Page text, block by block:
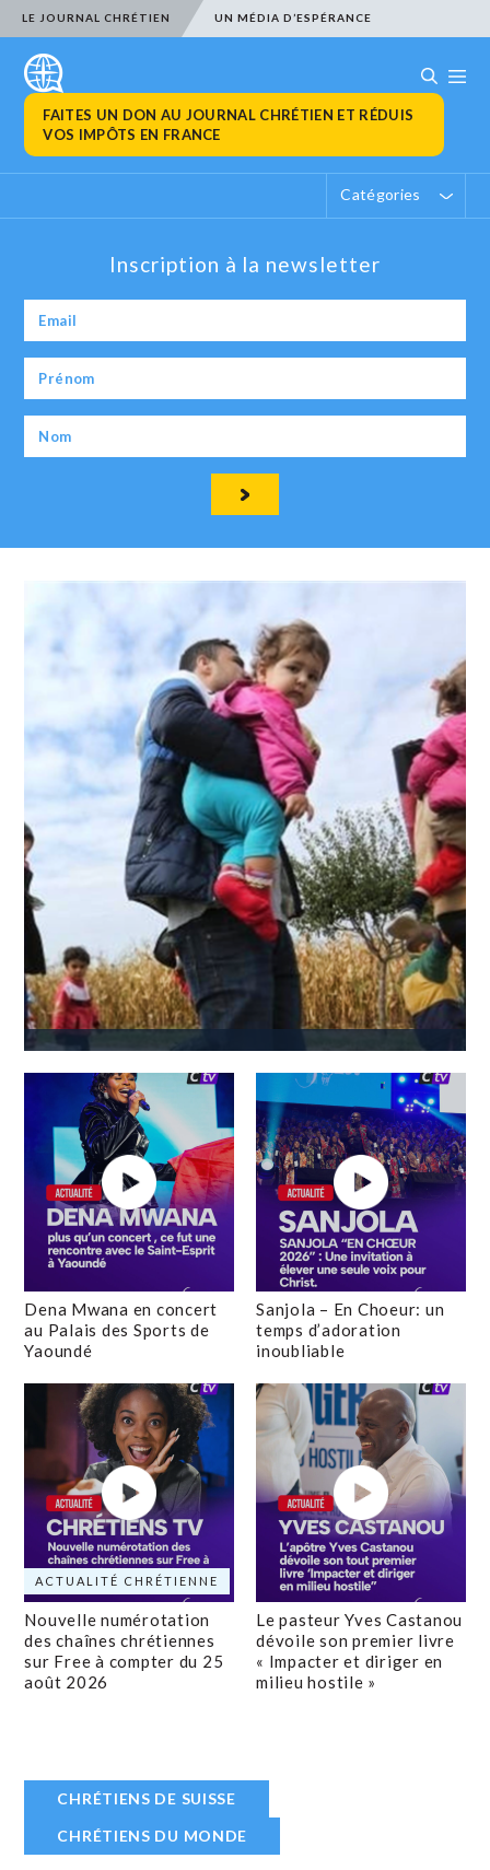
LE JOURNAL CHRÉTIEN UN MÉDIA D’ESPÉRANCE
FAITES UN DON AU JOURNAL CHRÉTIEN ET RÉDUIS
VOS IMPÔTS EN FRANCE
Catégories
Inscription à la newsletter
Dena Mwana en concert
au Palais des Sports de
Yaoundé
Sanjola – En Choeur: un
temps d’adoration
inoubliable
ACTUALITÉ CHRÉTIENNE
Nouvelle numérotation
des chaînes chrétiennes
sur Free à compter du 25
août 2026
Le pasteur Yves Castanou
dévoile son premier livre
« Impacter et diriger en
milieu hostile »
CHRÉTIENS DE SUISSE
CHRÉTIENS DU MONDE